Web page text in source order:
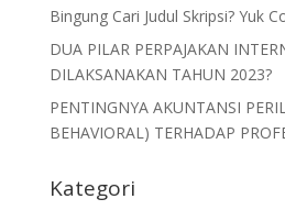
Bingung Cari Judul Skripsi? Yuk
DUA PILAR PERPAJAKAN
DILAKSANAKAN TAHUN 2023?
PENTINGNYA AKUNTANSI
BEHAVIORAL) TERHADAP
Kategori